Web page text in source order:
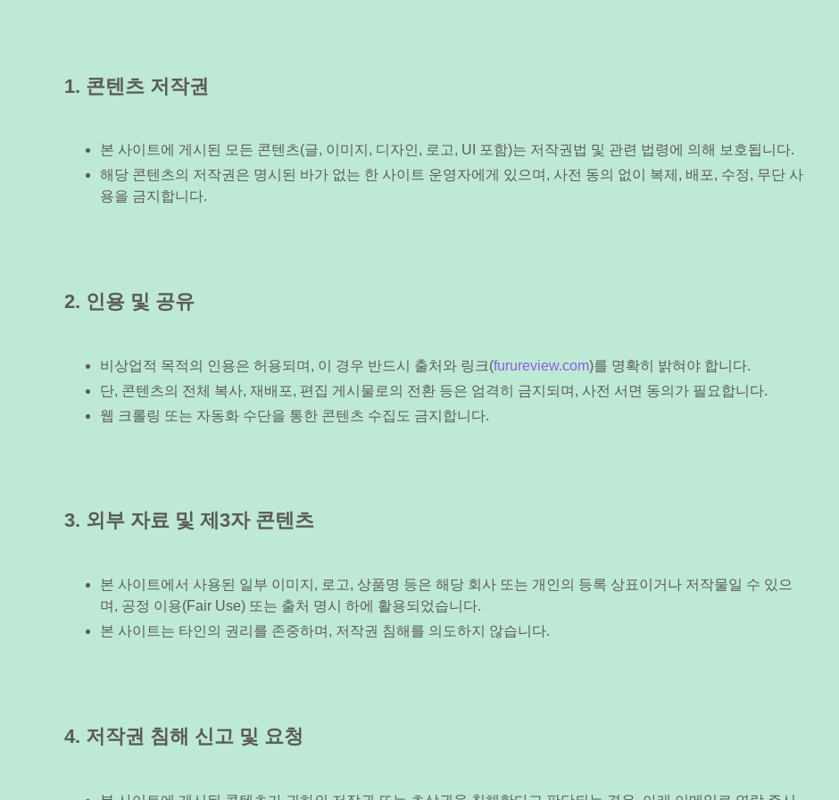
1. 콘텐츠 저작권
본 사이트에 게시된 모든 콘텐츠(글, 이미지, 디자인, 로고, UI 포함)는 저작권법 및 관련 법령에 의해 보호됩니다.
해당 콘텐츠의 저작권은 명시된 바가 없는 한 사이트 운영자에게 있으며, 사전 동의 없이 복제, 배포, 수정, 무단 사
용을 금지합니다.
2. 인용 및 공유
비상업적 목적의 인용은 허용되며, 이 경우 반드시 출처와 링크(furureview.com)를 명확히 밝혀야 합니다.
단, 콘텐츠의 전체 복사, 재배포, 편집 게시물로의 전환 등은 엄격히 금지되며, 사전 서면 동의가 필요합니다.
웹 크롤링 또는 자동화 수단을 통한 콘텐츠 수집도 금지합니다.
3. 외부 자료 및 제3자 콘텐츠
본 사이트에서 사용된 일부 이미지, 로고, 상품명 등은 해당 회사 또는 개인의 등록 상표이거나 저작물일 수 있으
며, 공정 이용(Fair Use) 또는 출처 명시 하에 활용되었습니다.
본 사이트는 타인의 권리를 존중하며, 저작권 침해를 의도하지 않습니다.
4. 저작권 침해 신고 및 요청